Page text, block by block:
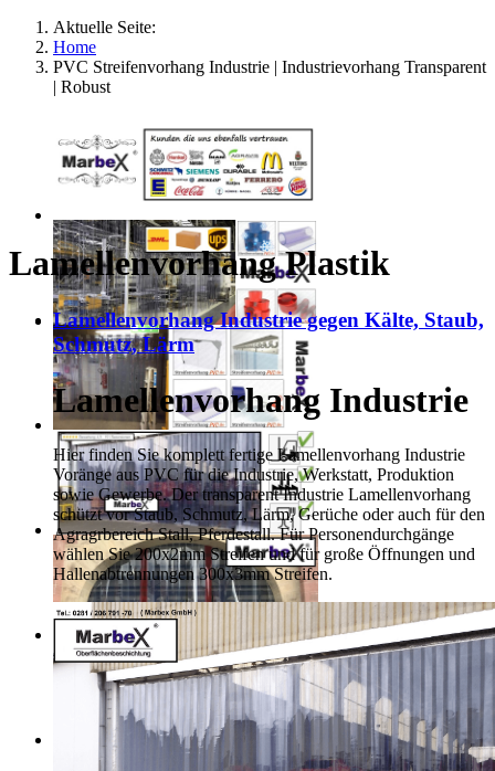
Aktuelle Seite:
Home
PVC Streifenvorhang Industrie | Industrievorhang Transparent
| Robust
Lamellenvorhang Plastik
Lamellenvorhang Industrie gegen Kälte, Staub,
Schmutz, Lärm
Lamellenvorhang Industrie
Hier finden Sie komplett fertige Lamellenvorhang Industrie
Voränge aus PVC für die Industrie, Werkstatt, Produktion
sowie Gewerbe. Der transparent Industrie Lamellenvorhang
schützt vor Staub, Schmutz, Lärm, Gerüche oder auch für den
Agragrbereich Stall, Pferdestall. Für Personendurchgänge
wählen Sie 200x2mm Streifen und für große Öffnungen und
Hallenabtrennungen 300x3mm Streifen.